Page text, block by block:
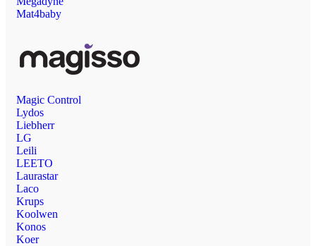
Mat4baby
Magic Control
Lydos
Liebherr
LG
Leili
LEETO
Laurastar
Laco
Krups
Koolwen
Konos
Koer